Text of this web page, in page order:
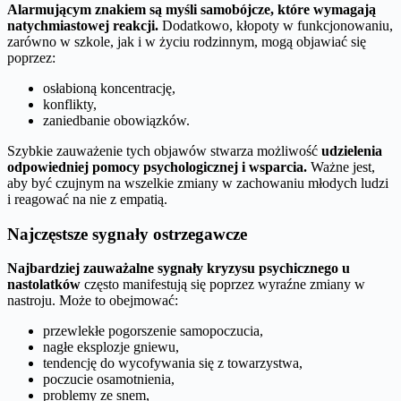
Alarmującym znakiem są myśli samobójcze, które wymagają
natychmiastowej reakcji. Dodatkowo, kłopoty w funkcjonowaniu,
zarówno w szkole, jak i w życiu rodzinnym, mogą objawiać się
poprzez:
osłabioną koncentrację,
konflikty,
zaniedbanie obowiązków.
Szybkie zauważenie tych objawów stwarza możliwość udzielenia
odpowiedniej pomocy psychologicznej i wsparcia. Ważne jest,
aby być czujnym na wszelkie zmiany w zachowaniu młodych ludzi
i reagować na nie z empatią.
Najczęstsze sygnały ostrzegawcze
Najbardziej zauważalne sygnały kryzysu psychicznego u
nastolatków często manifestują się poprzez wyraźne zmiany w
nastroju. Może to obejmować:
przewlekłe pogorszenie samopoczucia,
nagłe eksplozje gniewu,
tendencję do wycofywania się z towarzystwa,
poczucie osamotnienia,
problemy ze snem,